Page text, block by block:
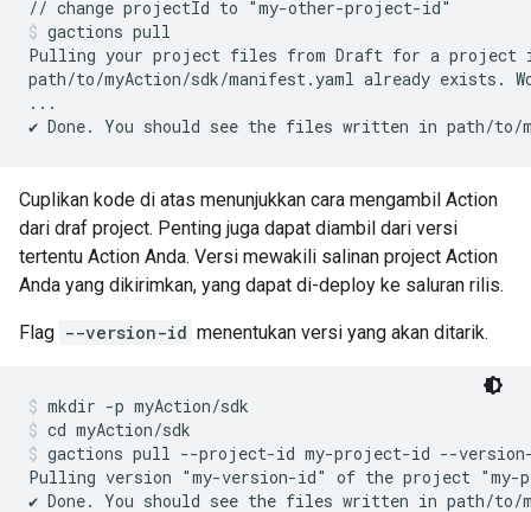
gactions pull
Pulling your project files from Draft for a project
path/to/myAction/sdk/manifest.yaml already
...
Cuplikan kode di atas menunjukkan cara mengambil Action
dari draf project. Penting juga dapat diambil dari versi
tertentu Action Anda. Versi mewakili salinan project Action
Anda yang dikirimkan, yang dapat di-deploy ke saluran rilis.
Flag --version-id menentukan versi yang akan ditarik.
mkdir -p myAction/sdk
cd myAction/sdk
gactions pull --project-id my-project-id --
Pulling version "my-version-id" of the project "my-